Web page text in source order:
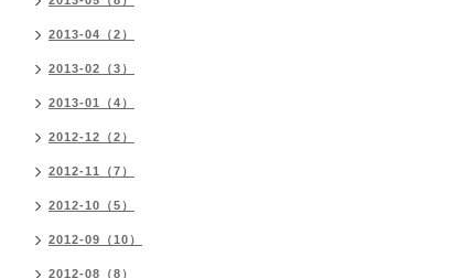
2013-04（2）
2013-02（3）
2013-01（4）
2012-12（2）
2012-11（7）
2012-10（5）
2012-09（10）
2012-08（8）